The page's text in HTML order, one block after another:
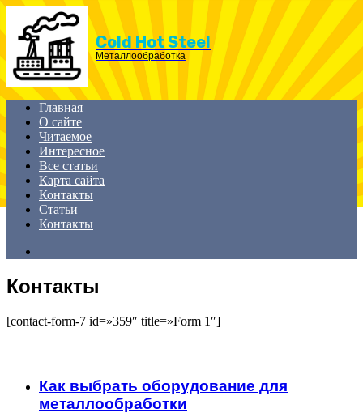
Menu
Cold Hot Steel
Металлообработка
Главная
О сайте
Читаемое
Интересное
Все статьи
Карта сайта
Контакты
Статьи
Контакты
Контакты
[contact-form-7 id=»359″ title=»Form 1″]
Как выбрать оборудование для
металлообработки